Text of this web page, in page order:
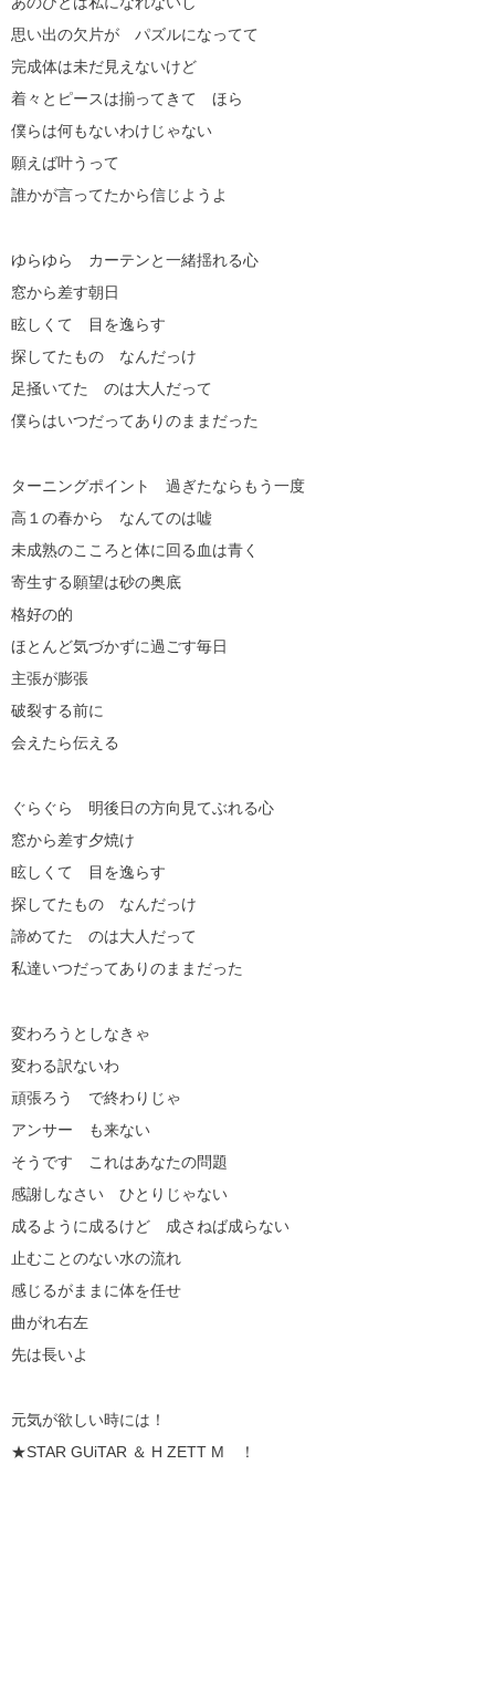
思い出の欠片が パズルになってて
完成体は未だ見えないけど
着々とピースは揃ってきて ほら
僕らは何もないわけじゃない
願えば叶うって
誰かが言ってたから信じようよ
ゆらゆら カーテンと一緒揺れる心
窓から差す朝日
眩しくて 目を逸らす
探してたもの なんだっけ
足掻いてた のは大人だって
僕らはいつだってありのままだった
ターニングポイント 過ぎたならもう一度
高１の春から なんてのは嘘
未成熟のこころと体に回る血は青く
寄生する願望は砂の奥底
格好の的
ほとんど気づかずに過ごす毎日
主張が膨張
破裂する前に
会えたら伝える
ぐらぐら 明後日の方向見てぶれる心
窓から差す夕焼け
眩しくて 目を逸らす
探してたもの なんだっけ
諦めてた のは大人だって
私達いつだってありのままだった
変わろうとしなきゃ
変わる訳ないわ
頑張ろう で終わりじゃ
アンサー も来ない
そうです これはあなたの問題
感謝しなさい ひとりじゃない
成るように成るけど 成さねば成らない
止むことのない水の流れ
感じるがままに体を任せ
曲がれ右左
先は長いよ
元気が欲しい時には！
★STAR GUiTAR ＆ H ZETT M ！